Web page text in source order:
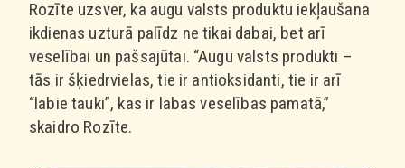
Rozīte uzsver, ka augu valsts produktu iekļaušana
ikdienas uzturā palīdz ne tikai dabai, bet arī
veselībai un pašsajūtai. “Augu valsts produkti –
tās ir šķiedrvielas, tie ir antioksidanti, tie ir arī
“labie tauki”, kas ir labas veselības pamatā,”
skaidro Rozīte.